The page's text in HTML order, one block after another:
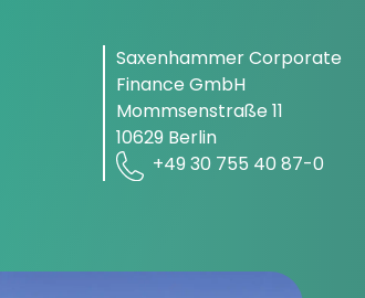
Saxenhammer Corporate
Finance GmbH
Mommsenstraße 11
10629 Berlin
+49 30 755 40 87-0